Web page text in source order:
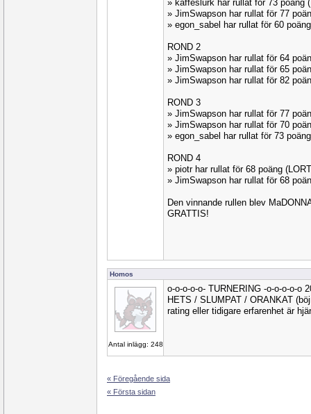
» kaffeslurk har rullat för 73 poäng
» JimSwapson har rullat för 77
» egon_sabel har rullat för 60
ROND 2
» JimSwapson har rullat för 64
» JimSwapson har rullat för 65
» JimSwapson har rullat för 82
ROND 3
» JimSwapson har rullat för 77
» JimSwapson har rullat för 70
» egon_sabel har rullat för 73
ROND 4
» piotr har rullat för 68 poäng
» JimSwapson har rullat för 68
Den vinnande rullen blev
GRATTIS!
Homos
Antal inlägg: 248
o-o-o-o-o- TURNERING -o-o-o-o-o
HETS / SLUMPAT / ORANKAT
rating eller tidigare erfarenhet är
« Föregående sida
« Första sidan